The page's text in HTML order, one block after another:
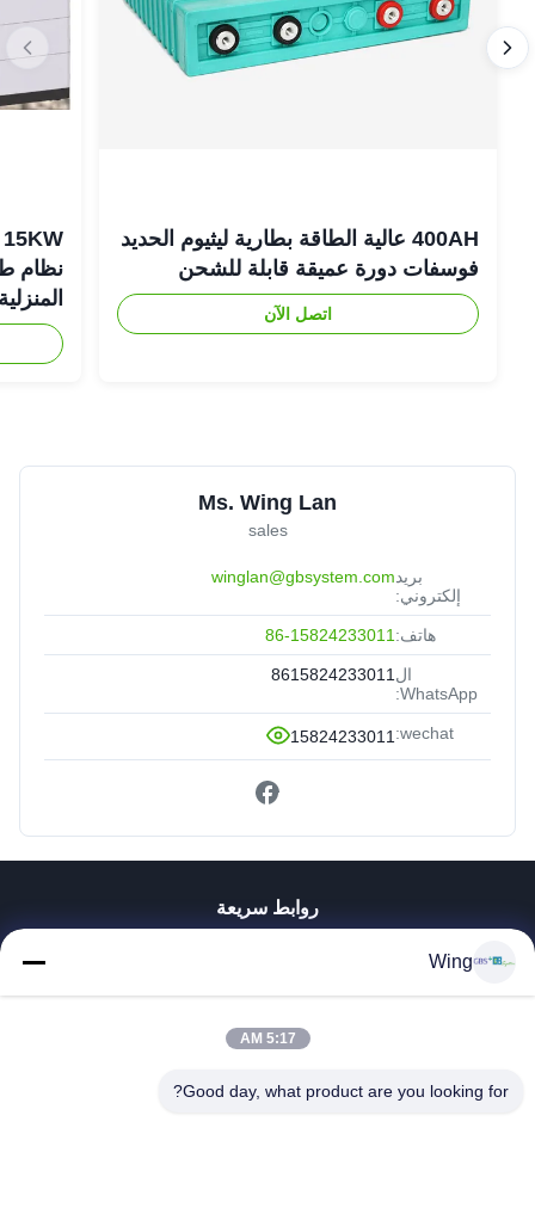
400AH عالية الطاقة بطارية ليثيوم الحديد
فوسفات دورة عميقة قابلة للشحن
اتصل الآن
نظام
Ms. Wing Lan
sales
بريد
إلكتروني:
winglan@gbsystem.com
هاتف: 86-15824233011
ال
WhatsApp:
8615824233011
wechat:
15824233011
روابط سريعة
برنامج VR
جولة في المصنع
Wing
5:17 AM
Good day, what product are you looking for?